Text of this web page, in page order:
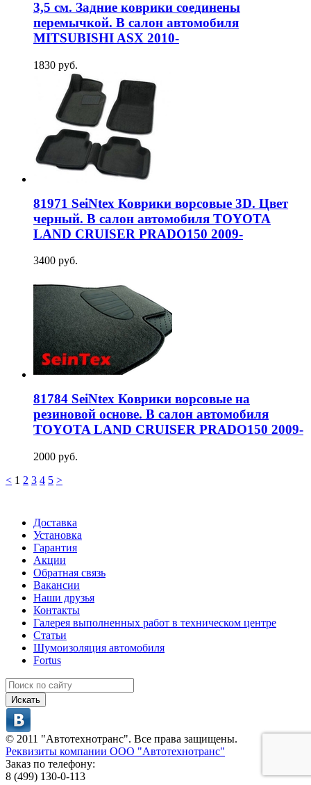
3,5 см. Задние коврики соединены
перемычкой. В салон автомобиля
MITSUBISHI ASX 2010-
1830 руб.
81971 SeiNtex Коврики ворсовые 3D. Цвет
черный. В салон автомобиля TOYOTA
LAND CRUISER PRADO150 2009-
3400 руб.
81784 SeiNtex Коврики ворсовые на
резиновой основе. В салон автомобиля
TOYOTA LAND CRUISER PRADO150 2009-
2000 руб.
< 1 2 3 4 5 >
Доставка
Установка
Гарантия
Акции
Обратная связь
Вакансии
Наши друзья
Контакты
Галерея выполненных работ в техническом центре
Статьи
Шумоизоляция автомобиля
Fortus
Искать
© 2011 "Автотехнотранс". Все права защищены.
Реквизиты компании ООО "Автотехнотранс"
Заказ по телефону:
8 (499) 130-0-113